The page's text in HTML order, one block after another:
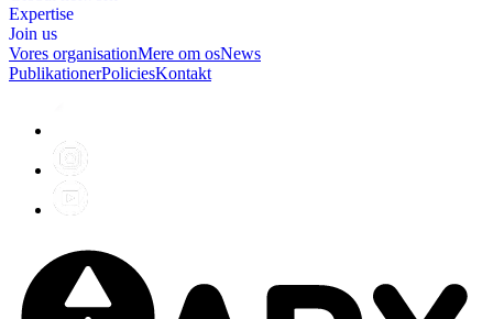
Expertise
Join us
Vores organisationMere om osNews
PublikationerPoliciesKontakt